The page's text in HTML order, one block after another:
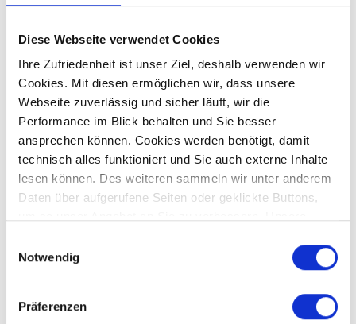
Diese Webseite verwendet Cookies
Ihre Zufriedenheit ist unser Ziel, deshalb verwenden wir
Cookies. Mit diesen ermöglichen wir, dass unsere
Webseite zuverlässig und sicher läuft, wir die
Performance im Blick behalten und Sie besser
ansprechen können. Cookies werden benötigt, damit
technisch alles funktioniert und Sie auch externe Inhalte
lesen können. Des weiteren sammeln wir unter anderem
Daten über aufgerufene Seiten oder geklickte Buttons,
weiteren Daten zusammen, die Sie ihnen bereitgestellt
haben oder die sie im Rahmen Ihrer Nutzung der Dienste
Notwendig
Präferenzen
FOCUS Top 1000 Immobilienmakler
Deutschlands
Seit Jahren werden wir vom FOCUS Magazin für unsere
Arbeit ausgezeichnet und kommen auf die Liste der "TOP
Immobilienmakler Deutschlands."